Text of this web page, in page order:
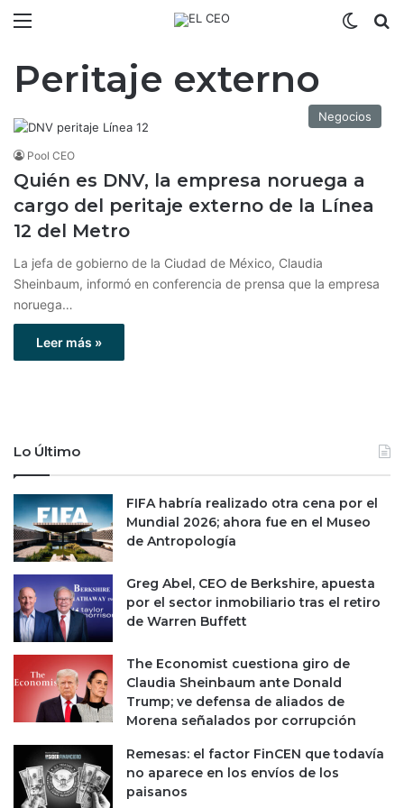
Peritaje externo
Negocios
Pool CEO
Quién es DNV, la empresa noruega a
cargo del peritaje externo de la Línea
12 del Metro
La jefa de gobierno de la Ciudad de México, Claudia
Sheinbaum, informó en conferencia de prensa que la empresa
noruega…
Leer más »
Lo Último
FIFA habría realizado otra cena por el
Mundial 2026; ahora fue en el Museo
de Antropología
Greg Abel, CEO de Berkshire, apuesta
por el sector inmobiliario tras el retiro
de Warren Buffett
The Economist cuestiona giro de
Claudia Sheinbaum ante Donald
Trump; ve defensa de aliados de
Morena señalados por corrupción
Remesas: el factor FinCEN que todavía
no aparece en los envíos de los
paisanos